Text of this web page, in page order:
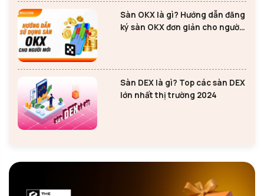
Sàn OKX là gì? Hướng dẫn đăng
ký sàn OKX đơn giản cho người
Sàn DEX là gì? Top các sàn DEX
lớn nhất thị trường 2024